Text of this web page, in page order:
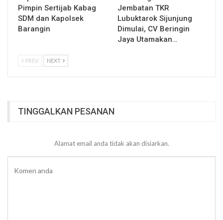
Pimpin Sertijab Kabag
SDM dan Kapolsek
Barangin
Jembatan TKR
Lubuktarok Sijunjung
Dimulai, CV Beringin
Jaya Utamakan…
PREV NEXT
TINGGALKAN PESANAN
Alamat email anda tidak akan disiarkan.